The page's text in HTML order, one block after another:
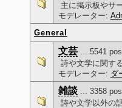
主に掲示板やサ
モデレーター:
General
文芸 ... 5541
詩や文学に関す
モデレーター: ダ
雑談 ... 3358
詩や文学以外の